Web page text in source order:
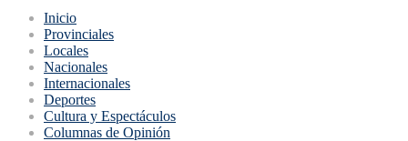
Inicio
Provinciales
Locales
Nacionales
Internacionales
Deportes
Cultura y Espectáculos
Columnas de Opinión